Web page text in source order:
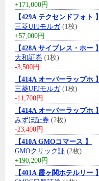
+171,000円
【429A テクセンドフォト 】
三菱UFJモルガ(1枚)
+57,000円
【428A サイプレス・ホー 】
大和証券 (1枚)
-3,500円
【414A オーバーラップホ 】
三菱UFJモルガ(1枚)
-11,700円
【414A オーバーラップホ 】
みずほ証券 (2枚)
-23,400円
【410A GMOコマース 】
GMOクリック証 (2枚)
+190,200円
【401A 霞ヶ関ホテルリー 】